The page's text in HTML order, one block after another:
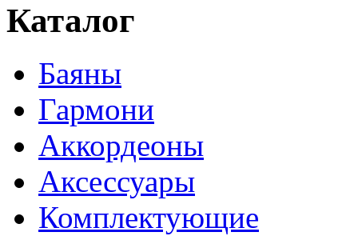
Каталог
Баяны
Гармони
Аккордеоны
Аксессуары
Комплектующие